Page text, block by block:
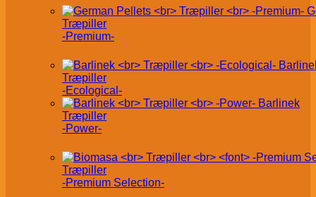
Træpiller
-Premium-
Træpiller
-Ecological-
Barlinek
Træpiller
-Power-
Træpiller
-Premium Selection-